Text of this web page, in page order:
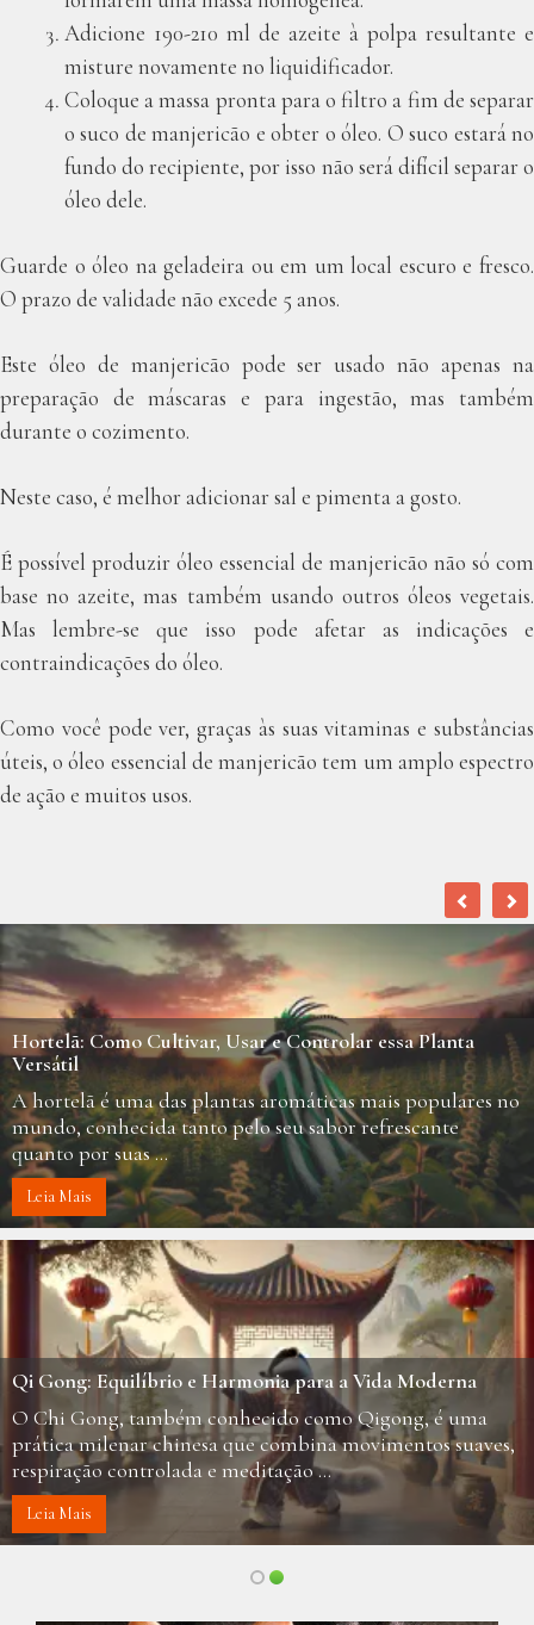
Adicione 190-210 ml de azeite à polpa resultante e
misture novamente no liquidificador.
Coloque a massa pronta para o filtro a fim de separar
o suco de manjericão e obter o óleo. O suco estará no
fundo do recipiente, por isso não será difícil separar o
óleo dele.
Guarde o óleo na geladeira ou em um local escuro e fresco.
O prazo de validade não excede 5 anos.
Este óleo de manjericão pode ser usado não apenas na
preparação de máscaras e para ingestão, mas também
durante o cozimento.
Neste caso, é melhor adicionar sal e pimenta a gosto.
É possível produzir óleo essencial de manjericão não só com
base no azeite, mas também usando outros óleos vegetais.
Mas lembre-se que isso pode afetar as indicações e
contraindicações do óleo.
Como você pode ver, graças às suas vitaminas e substâncias
úteis, o óleo essencial de manjericão tem um amplo espectro
de ação e muitos usos.
Hortelã: Como Cultivar, Usar e Controlar essa Planta
Versátil
A hortelã é uma das plantas aromáticas mais populares no
mundo, conhecida tanto pelo seu sabor refrescante
quanto por suas ...
Leia Mais
Qi Gong: Equilíbrio e Harmonia para a Vida Moderna
O Chi Gong, também conhecido como Qigong, é uma
prática milenar chinesa que combina movimentos suaves,
respiração controlada e meditação ...
Leia Mais